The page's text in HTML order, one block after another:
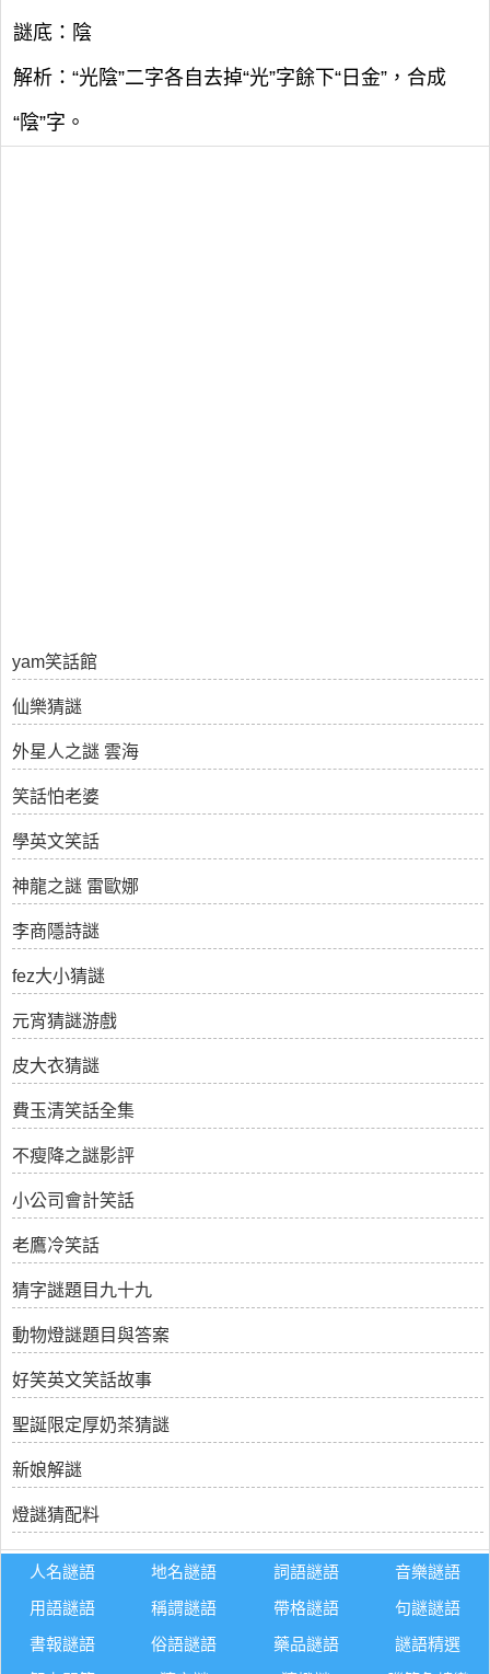
謎底：陰
解析：“光陰”二字各自去掉“光”字餘下“日金”，合成
“陰”字。
yam笑話館
仙樂猜謎
外星人之謎 雲海
笑話怕老婆
學英文笑話
神龍之謎 雷歐娜
李商隱詩謎
fez大小猜謎
元宵猜謎游戲
皮大衣猜謎
費玉清笑話全集
不瘦降之謎影評
小公司會計笑話
老鷹冷笑話
猜字謎題目九十九
動物燈謎題目與答案
好笑英文笑話故事
聖誕限定厚奶茶猜謎
新娘解謎
燈謎猜配料
人名謎語 地名謎語 詞語謎語
音樂謎語
用語謎語
稱謂謎語 帶格謎語
句謎謎語
書報謎語
俗語謎語 藥品謎語
謎語精選